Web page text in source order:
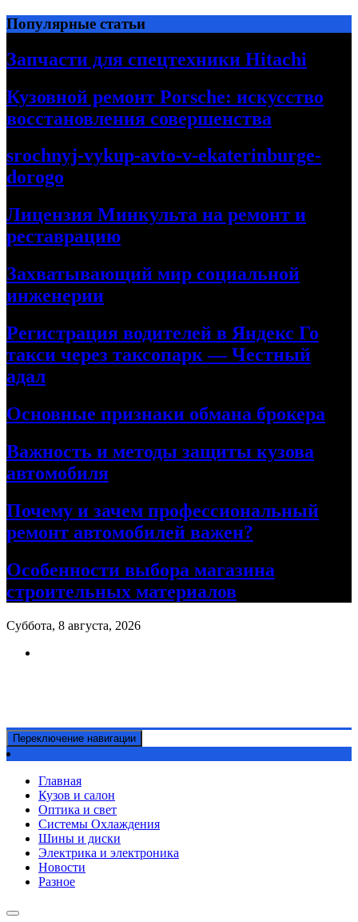
Перейти
к
содержимому
Популярные статьи
Запчасти для спецтехники Hitachi
Кузовной ремонт Porsche: искусство
восстановления совершенства
srochnyj-vykup-avto-v-ekaterinburge-
dorogo
Лицензия Минкульта на ремонт и
реставрацию
Захватывающий мир социальной
инженерии
Регистрация водителей в Яндекс Го
такси через таксопарк — Честный
адал
Основные признаки обмана брокера
Важность и методы защиты кузова
автомобиля
Почему и зачем профессиональный
ремонт автомобилей важен?
Особенности выбора магазина
строительных материалов
Суббота, 8 августа, 2026
Переключение навигации
Главная
Кузов и салон
Оптика и свет
Системы Охлаждения
Шины и диски
Электрика и электроника
Новости
Разное